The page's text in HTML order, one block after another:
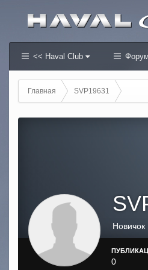
<< Haval Club
Главная SVP19631
Новичок
0